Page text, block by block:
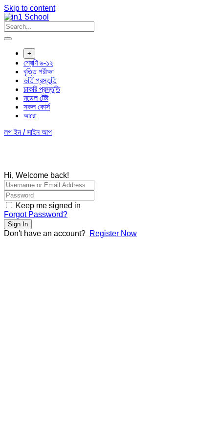
Skip to content
+
শ্রেণি ৬-১২
বৃত্তি পরীক্ষা
ভর্তি প্রস্তুতি
চাকরি প্রস্তুতি
মডেল টেষ্ট
সকল কোর্স
আরো
লগ ইন / সাইন আপ
Hi, Welcome back!
Keep me signed in
Forgot Password?
Sign In
Don't have an account? Register Now